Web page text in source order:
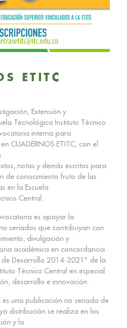
ETITC
Extensión y
Tecnológica Instituto Técnico
interna para
CUADERNOS ETITC, con el
notas y demás escritos para
de conocimiento fruto de las
en la Escuela
Central.
es apoyar la
seriados que contribuyan con
divulgación y
académica en concordancia
de Desarrollo 2014-2021” de la
Técnico Central en especial
desarrollo e innovación.
es una publicación no seriada de
distribución se realiza en los
y la